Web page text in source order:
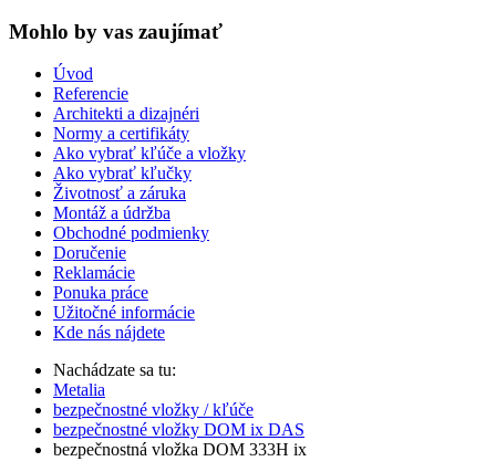
Mohlo by vas zaujímať
Úvod
Referencie
Architekti a dizajnéri
Normy a certifikáty
Ako vybrať kľúče a vložky
Ako vybrať kľučky
Životnosť a záruka
Montáž a údržba
Obchodné podmienky
Doručenie
Reklamácie
Ponuka práce
Užitočné informácie
Kde nás nájdete
Nachádzate sa tu:
Metalia
bezpečnostné vložky / kľúče
bezpečnostné vložky DOM ix DAS
bezpečnostná vložka DOM 333H ix